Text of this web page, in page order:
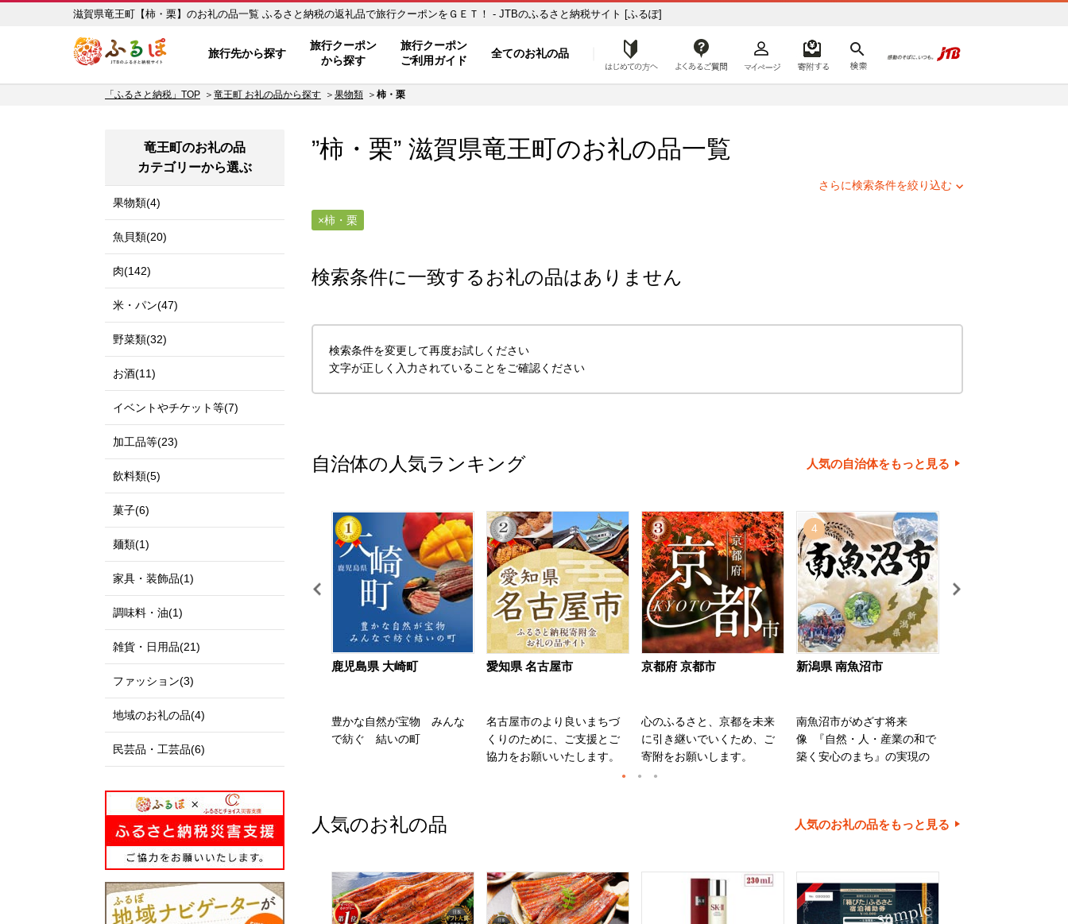
滋賀県竜王町【柿・栗】のお礼の品一覧 ふるさと納税の返礼品で旅行クーポンをＧＥＴ！ - JTBのふるさと納税サイト [ふるぽ]
旅行先から探す
旅行クーポン
から探す
旅行クーポン
ご利用ガイド
全てのお礼の品 はじめての方へ
「ふるさと納税」TOP 竜王町 お礼の品から探す 果物類 柿・栗
”柿・栗” 滋賀県竜王町のお礼の品一覧
さらに検索条件を絞り込む
柿・栗
検索条件に一致するお礼の品はありません
検索条件を変更して再度お試しください
文字が正しく入力されていることをご確認ください
自治体の人気ランキング 人気の自治体をもっと見る
伊達政宗公の城下町として
な都市空間が共存する杜の
発展にご支援とご協力をお
願いいたします。
12
鳥取県 北栄町
私たちのまち北栄町は、鳥
口約14,000人の町です。
松の景色が美しい北条砂丘
が広がっており、南は大山
を望む黒ぼく地帯の丘陵地
があり、豊かな自然に囲ま
れています。
し、スイカ、ぶどう、らっ
きょう、長芋などさまざま
鹿児島県 大崎町
豊かな自然が宝物 みんな
で紡ぐ 結いの町
愛知県 名古屋市
名古屋市のより良いまちづ
くりのために、ご支援とご
協力をお願いいたします。
京都府 京都市
心のふるさと、京都を未来
に引き継いでいくため、ご
寄附をお願いします。
4
新潟県 南魚沼市
南魚沼市がめざす将来
像 『自然・人・産業の和で
築く安心のまち』の実現の
す。
人気のお礼の品 人気のお礼の品をもっと見る
竜王町のお礼の品
カテゴリーから選ぶ
果物類(4)
魚貝類(20)
肉(142)
米・パン(47)
野菜類(32)
お酒(11)
イベントやチケット等(7)
加工品等(23)
飲料類(5)
菓子(6)
麺類(1)
家具・装飾品(1)
調味料・油(1)
雑貨・日用品(21)
ファッション(3)
地域のお礼の品(4)
民芸品・工芸品(6)